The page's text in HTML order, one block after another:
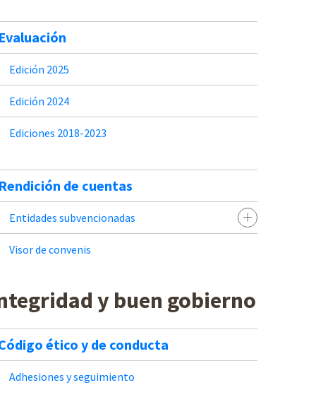
Edición 2025
Edición 2024
Ediciones 2018-2023
de cuentas
Entidades subvencionadas
Visor de convenis
y buen gobierno
ético y de conducta
Adhesiones y seguimiento